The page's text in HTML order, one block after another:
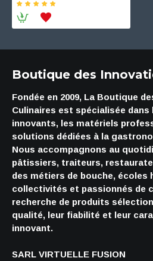
Boutique des
Fondée en 2009, La Boutique
Culinaires est spécialisée
innovants, les matériels
solutions dédiées à la
Nous accompagnons au
pâtissiers, traiteurs,
des métiers de bouche, écoles
collectivités et passionnés de
recherche de produits
qualité, leur fiabilité et leur
innovant.
SARL VIRTUELLE FUSION